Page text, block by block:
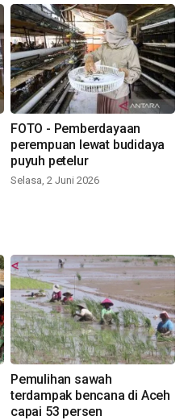
FOTO - Pemberdayaan
perempuan lewat budidaya
puyuh petelur
Selasa, 2 Juni 2026
Pemulihan sawah
terdampak bencana di Aceh
capai 53 persen